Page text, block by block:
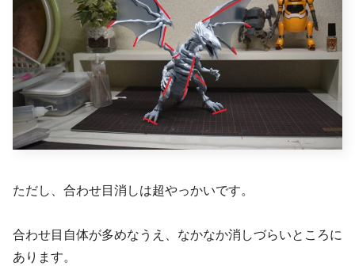
ただし、合わせ目消しは超やっかいです。
合わせ目自体が多めなうえ、なかなか消しづらいところに
あります。